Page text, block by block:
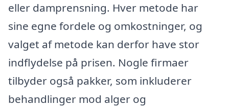
eller damprensning. Hver metode har
sine egne fordele og omkostninger, og
valget af metode kan derfor have stor
indflydelse på prisen. Nogle firmaer
tilbyder også pakker, som inkluderer
behandlinger mod alger og